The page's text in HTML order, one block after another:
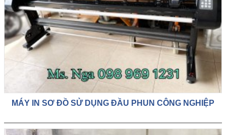
MÁY IN SƠ ĐỒ SỬ DỤNG ĐẦU PHUN CÔNG NGHIỆP